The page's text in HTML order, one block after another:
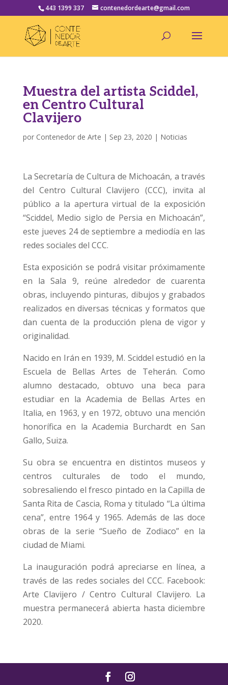
443 1399 337 contenedordearte@gmail.com
Muestra del artista Sciddel,
en Centro Cultural
Clavijero
por Contenedor de Arte | Sep 23, 2020 | Noticias
La Secretaría de Cultura de Michoacán, a través
del Centro Cultural Clavijero (CCC), invita al
público a la apertura virtual de la exposición
“Sciddel, Medio siglo de Persia en Michoacán”,
este jueves 24 de septiembre a mediodía en las
redes sociales del CCC.
Esta exposición se podrá visitar próximamente
en la Sala 9, reúne alrededor de cuarenta
obras, incluyendo pinturas, dibujos y grabados
realizados en diversas técnicas y formatos que
dan cuenta de la producción plena de vigor y
originalidad.
Nacido en Irán en 1939, M. Sciddel estudió en la
Escuela de Bellas Artes de Teherán. Como
alumno destacado, obtuvo una beca para
estudiar en la Academia de Bellas Artes en
Italia, en 1963, y en 1972, obtuvo una mención
honorífica en la Academia Burchardt en San
Gallo, Suiza.
Su obra se encuentra en distintos museos y
centros culturales de todo el mundo,
sobresaliendo el fresco pintado en la Capilla de
Santa Rita de Cascia, Roma y titulado “La última
cena”, entre 1964 y 1965. Además de las doce
obras de la serie “Sueño de Zodiaco” en la
ciudad de Miami.
La inauguración podrá apreciarse en línea, a
través de las redes sociales del CCC. Facebook:
Arte Clavijero / Centro Cultural Clavijero. La
muestra permanecerá abierta hasta diciembre
2020.